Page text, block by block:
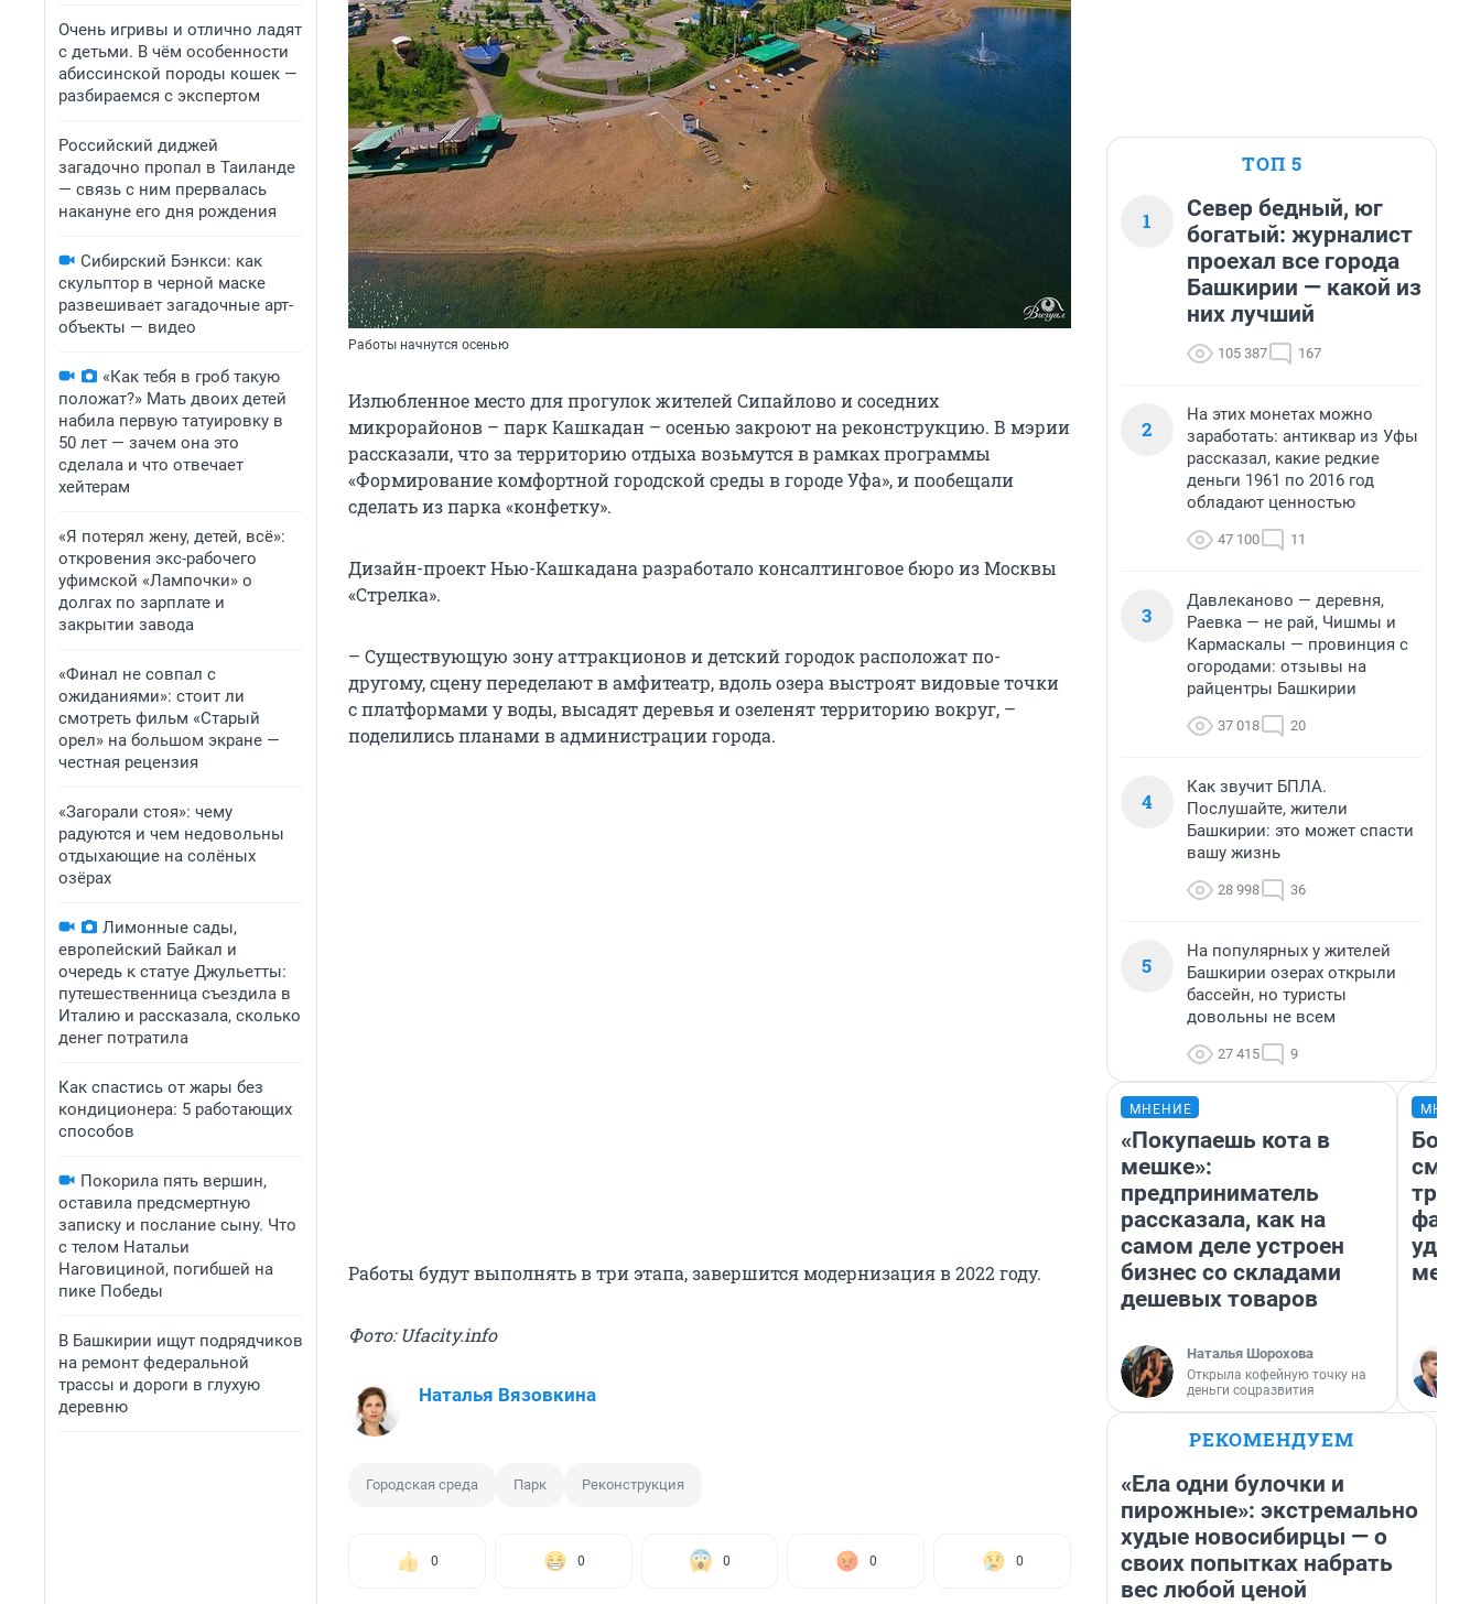
Очень игривы и отлично ладят
с детьми. В чём особенности
абиссинской породы кошек —
разбираемся с экспертом
Российский диджей
загадочно пропал в Таиланде
— связь с ним прервалась
накануне его дня рождения
Сибирский Бэнкси: как
скульптор в черной маске
развешивает загадочные арт-
объекты — видео
«Как тебя в гроб такую
положат?» Мать двоих детей
набила первую татуировку в
50 лет — зачем она это
сделала и что отвечает
хейтерам
«Я потерял жену, детей, всё»:
откровения экс-рабочего
уфимской «Лампочки» о
долгах по зарплате и
закрытии завода
«Финал не совпал с
ожиданиями»: стоит ли
смотреть фильм «Старый
орел» на большом экране —
честная рецензия
«Загорали стоя»: чему
радуются и чем недовольны
отдыхающие на солёных
озёрах
Лимонные сады,
европейский Байкал и
очередь к статуе Джульетты:
путешественница съездила в
Италию и рассказала, сколько
денег потратила
Как спастись от жары без
кондиционера: 5 работающих
способов
Покорила пять вершин,
оставила предсмертную
записку и послание сыну. Что
с телом Натальи
Наговициной, погибшей на
пике Победы
В Башкирии ищут подрядчиков
на ремонт федеральной
трассы и дороги в глухую
деревню
Работы начнутся осенью
Излюбленное место для прогулок жителей Сипайлово и соседних
микрорайонов – парк Кашкадан – осенью закроют на реконструкцию. В мэрии
рассказали, что за территорию отдыха возьмутся в рамках программы
«Формирование комфортной городской среды в городе Уфа», и пообещали
сделать из парка «конфетку».
Дизайн-проект Нью-Кашкадана разработало консалтинговое бюро из Москвы
«Стрелка».
– Существующую зону аттракционов и детский городок расположат по-
другому, сцену переделают в амфитеатр, вдоль озера выстроят видовые точки
с платформами у воды, высадят деревья и озеленят территорию вокруг, –
поделились планами в администрации города.
Работы будут выполнять в три этапа, завершится модернизация в 2022 году.
Фото: Ufacity.info
Наталья Вязовкина
Городская среда Парк Реконструкция
0 0 0 0 0
ТОП 5
1
Север бедный, юг
богатый: журналист
проехал все города
Башкирии — какой из
них лучший
105 387 167
2
На этих монетах можно
заработать: антиквар из Уфы
рассказал, какие редкие
деньги 1961 по 2016 год
обладают ценностью
47 100 11
3
Давлеканово — деревня,
Раевка — не рай, Чишмы и
Кармаскалы — провинция с
огородами: отзывы на
райцентры Башкирии
37 018 20
4
Как звучит БПЛА.
Послушайте, жители
Башкирии: это может спасти
вашу жизнь
28 998 36
5
На популярных у жителей
Башкирии озерах открыли
бассейн, но туристы
довольны не всем
27 415 9
МНЕНИЕ
«Покупаешь кота в
мешке»:
предприниматель
рассказала, как на
самом деле устроен
бизнес со складами
дешевых товаров
Наталья Шорохова
Открыла кофейную точку на
деньги соцразвития
месте
РЕКОМЕНДУЕМ
«Ела одни булочки и
пирожные»: экстремально
худые новосибирцы — о
своих попытках набрать
вес любой ценой